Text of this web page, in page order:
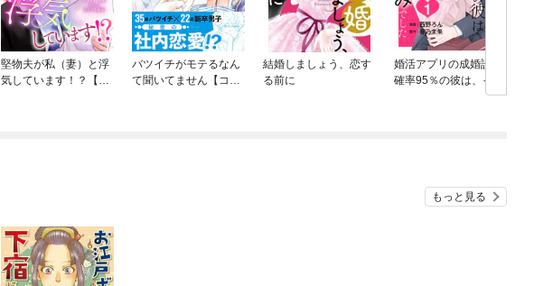
堅物夫が私（妻）と浮
気しています！？【分
バツイチがモテるなん
て聞いてません【コミ
結婚しましょう、恋す
る前に
婚活アプリの成婚診断
確率95％の彼は、イケ
メンに成長した幼なじ
もっと見る